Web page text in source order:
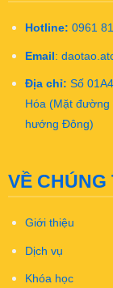
Hotline: 0961
Email:
Địa chỉ: Số
Hóa (Mặt
hướng Đông)
VỀ CHÚNG
Giới thiệu
Dịch vụ
Khóa học